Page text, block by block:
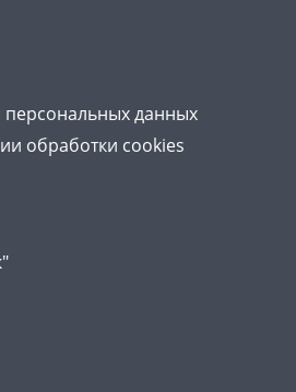
персональных данных
обработки cookies